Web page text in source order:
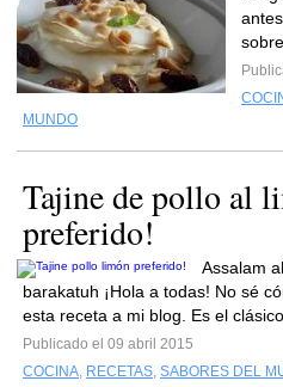
MUNDO
Tajine de pollo al
preferido!
Assalam
barakatuh ¡Hola a todas! No sé
esta receta a mi blog. Es el
Publicado el 09 abril 2015
COCINA, RECETAS, SABORES DEL